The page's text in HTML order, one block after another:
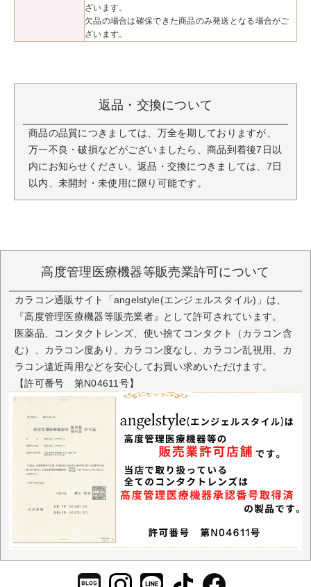
ざいます。
欠品の場合は確保できた商品のみ発送となる場合がご
ざいます。
返品・交換について
商品の品質につきましては、万全を期しておりますが、
万一不良・破損などがございましたら、商品到着後7日以
内にお知らせください。返品・交換につきましては、7日
以内、未開封・未使用に限り可能です。
高度管理医療機器等販売業許可について
カラコン通販サイト「angelstyle(エンジェルスタイル)」は、
『高度管理医療機器等販売業者』として許可されています。
医薬品、コンタクトレンズ、使い捨てコンタクト（カラコン含
む）、カラコン度あり、カラコン度なし、カラコン乱視用、カ
ラコン遠近両用などを安心してお買い求めいただけます。
【許可番号 第N04611号】